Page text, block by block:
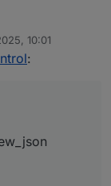
10:01
: